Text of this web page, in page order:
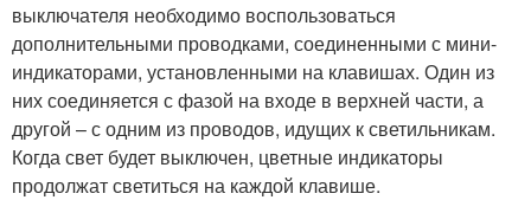
выключателя необходимо воспользоваться
дополнительными проводками, соединенными с мини-
индикаторами, установленными на клавишах. Один из
них соединяется с фазой на входе в верхней части, а
другой – с одним из проводов, идущих к светильникам.
Когда свет будет выключен, цветные индикаторы
продолжат светиться на каждой клавише.